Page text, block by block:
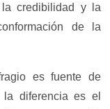
credibilidad y la
de la
es fuente de
la diferencia es el